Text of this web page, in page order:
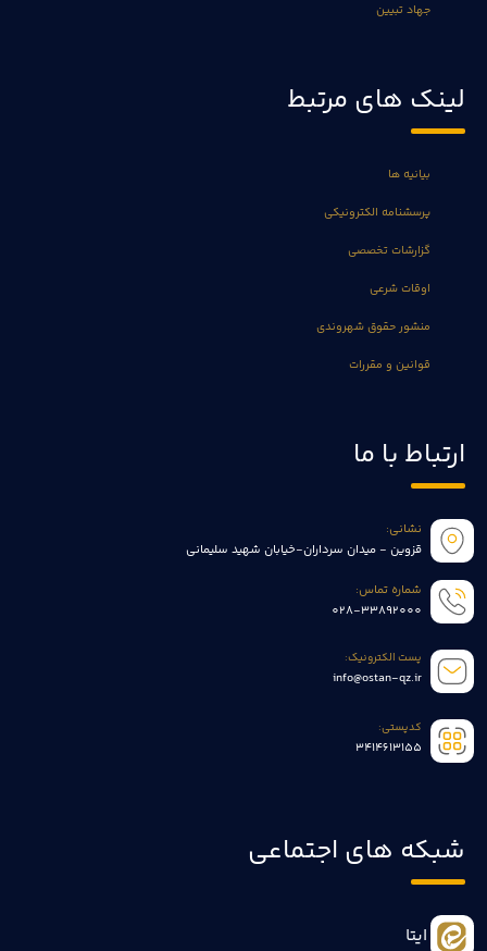
جهاد تبیین
لینک های مرتبط
بیانیه ها
پرسشنامه الکترونیکی
گزارشات تخصصی
اوقات شرعی
منشور حقوق شهروندی
قوانین و مقررات
ارتباط با ما
نشانی:
قزوین - میدان سرداران-خیابان شهید سلیمانی
شماره تماس:
028-33892000
پست الکترونیک:
info@ostan-qz.ir
کدپستی:
3414613155
شبکه های اجتماعی
ایتا